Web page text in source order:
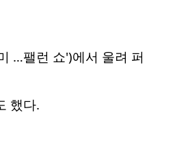
…팰런 쇼')에서 울려 퍼
했다.